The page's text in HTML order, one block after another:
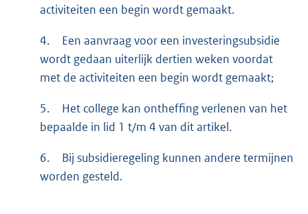
activiteiten een begin wordt gemaakt.
4.
Een aanvraag voor een investeringsubsidie
wordt gedaan uiterlijk dertien weken voordat
met de activiteiten een begin wordt gemaakt;
5.
Het college kan ontheffing verlenen van het
bepaalde in lid 1 t/m 4 van dit artikel.
6.
Bij subsidieregeling kunnen andere termijnen
worden gesteld.